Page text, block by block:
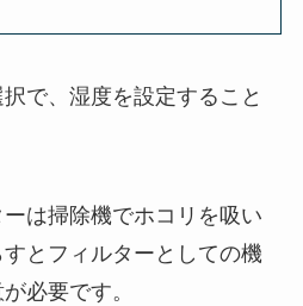
で、湿度を設定すること
は掃除機でホコリを吸い
とフィルターとしての機
必要です。